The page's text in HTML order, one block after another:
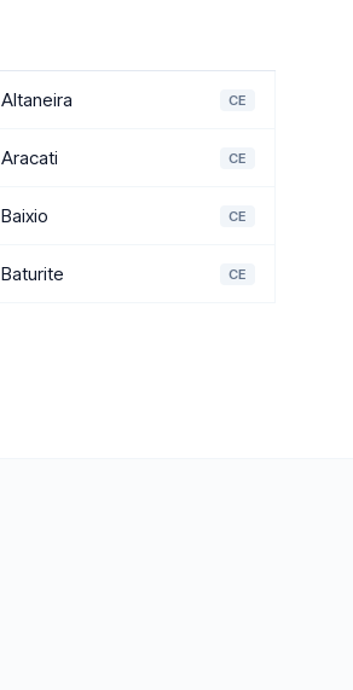
Altaneira CE
Aracati CE
Baixio CE
Baturite CE